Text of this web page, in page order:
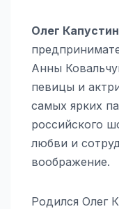
Олег Капустин
Анны
певицы и
самых ярких
российского
любви и
воображение.
Родился Олег